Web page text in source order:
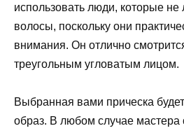
использовать люди, которые не
волосы, поскольку они
внимания. Он отлично
треугольным угловатым лицом.
Выбранная вами прическа
образ. В любом случае мастера